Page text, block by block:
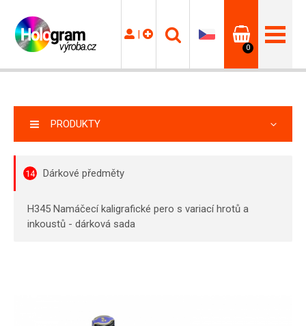
|
0
PRODUKTY
14 Dárkové předměty
H345 Namáčecí kaligrafické pero s variací hrotů a
inkoustů - dárková sada